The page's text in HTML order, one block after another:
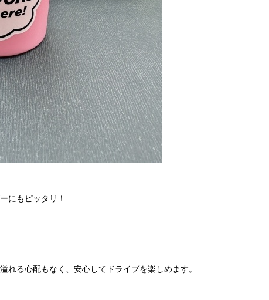
にもピッタリ！
れる心配もなく、安心してドライブを楽しめます。